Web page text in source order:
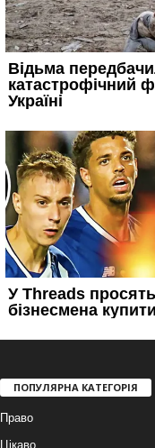
ПОПУЛЯРНА КАТЕГОРІЯ
Право
Цікаво